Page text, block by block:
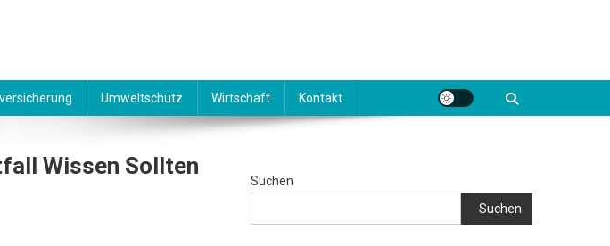
Umweltschutz Wirtschaft Kontakt
Wissen Sollten
Suchen
Suchen